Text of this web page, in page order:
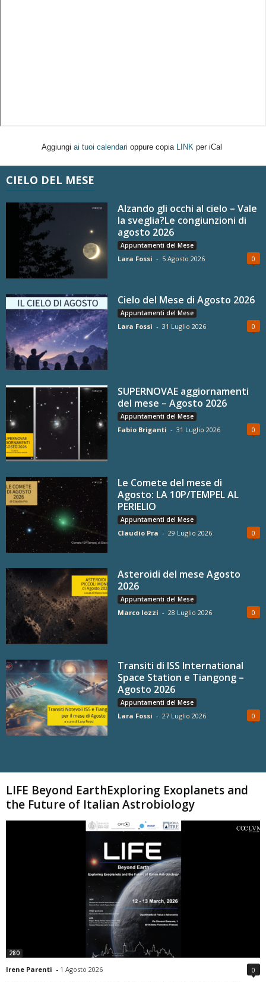
Aggiungi ai tuoi calendari oppure copia LINK per iCal
CIELO DEL MESE
Alzando gli occhi al cielo – Vale
la sveglia?Le congiunzioni di
agosto 2026
Appuntamenti del Mese
Lara Fossi - 5 Agosto 2026 0
Cielo del Mese di Agosto 2026
Appuntamenti del Mese
Lara Fossi - 31 Luglio 2026 0
SUPERNOVAE aggiornamenti
del mese – Agosto 2026
Appuntamenti del Mese
Fabio Briganti - 31 Luglio 2026 0
Le Comete del mese di
Agosto: LA 10P/TEMPEL AL
PERIELIO
Appuntamenti del Mese
Claudio Pra - 29 Luglio 2026 0
Asteroidi del mese Agosto
2026
Appuntamenti del Mese
Marco Iozzi - 28 Luglio 2026 0
Transiti di ISS International
Space Station e Tiangong –
Agosto 2026
Appuntamenti del Mese
Lara Fossi - 27 Luglio 2026 0
LIFE Beyond EarthExploring Exoplanets and
the Future of Italian Astrobiology
280
Irene Parenti - 1 Agosto 2026 0